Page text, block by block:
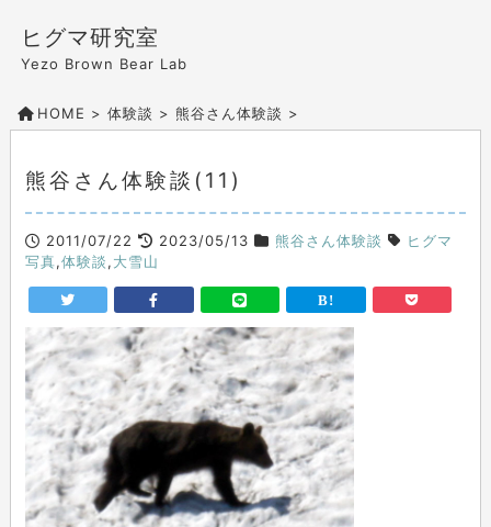
ヒグマ研究室
Yezo Brown Bear Lab
HOME > 体験談 > 熊谷さん体験談 >
熊谷さん体験談(11)
2011/07/22 2023/05/13 熊谷さん体験談
ヒグマ
写真,体験談,大雪山